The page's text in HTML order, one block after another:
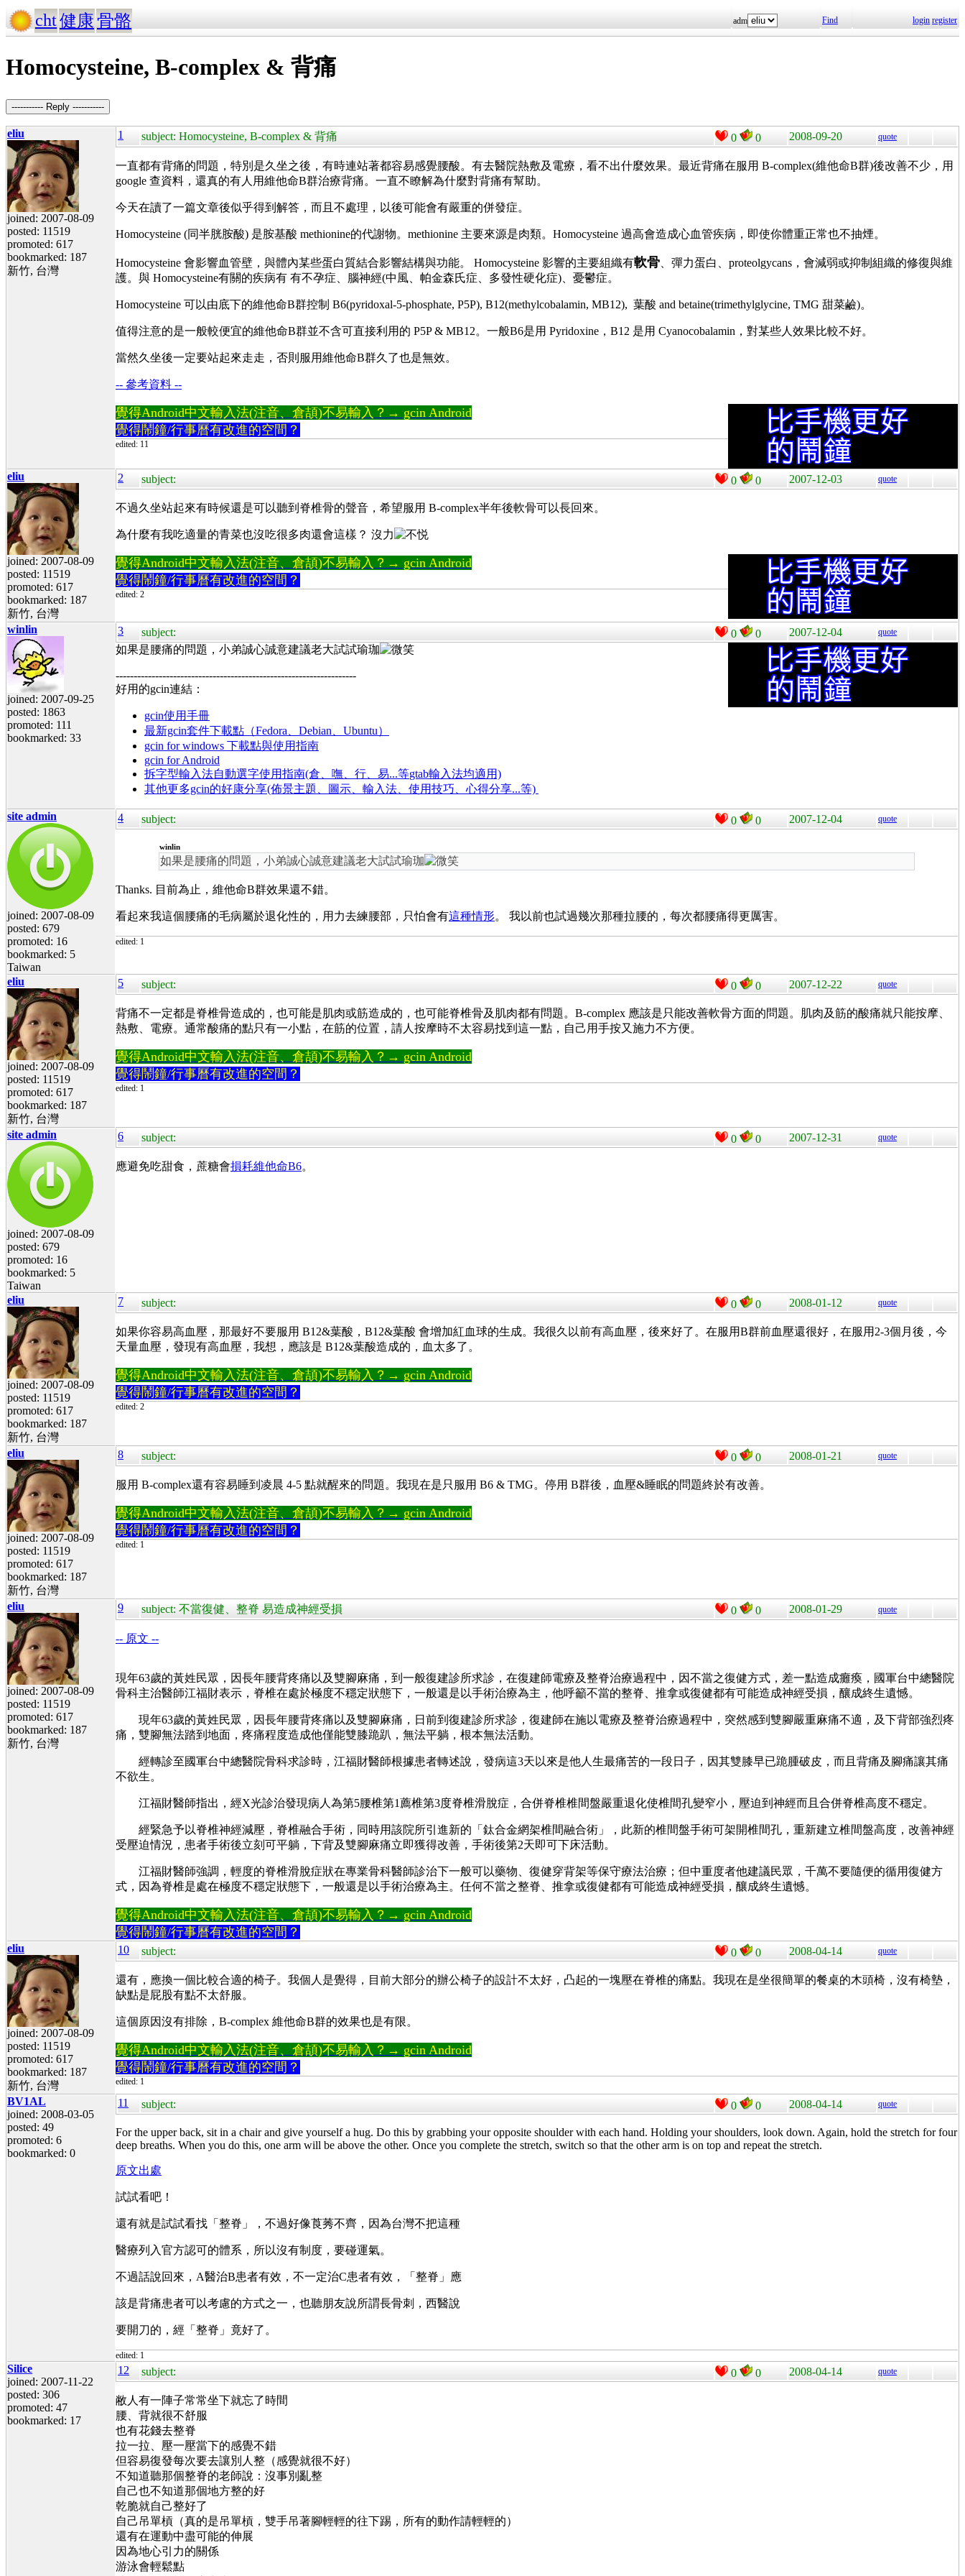
cht健康骨骼 adm Find login register
Homocysteine, B-complex & 背痛
----------- Reply -----------
eliu
joined: 2007-08-09
posted: 11519
promoted: 617
bookmarked: 187
新竹, 台灣
1 subject: Homocysteine, B-complex & 背痛 0 0 2008-09-20 quote
一直都有背痛的問題，特別是久坐之後，有時連站著都容易感覺腰酸。有去醫院熱敷及電療，看不出什麼效果。最近背痛在服用 B-complex(維他命B群)後改善不少，用
google 查資料，還真的有人用維他命B群治療背痛。一直不瞭解為什麼對背痛有幫助。
今天在讀了一篇文章後似乎得到解答，而且不處理，以後可能會有嚴重的併發症。
Homocysteine (同半胱胺酸) 是胺基酸 methionine的代謝物。methionine 主要來源是肉類。Homocysteine 過高會造成心血管疾病，即使你體重正常也不抽煙。
Homocysteine 會影響血管壁，與體內某些蛋白質結合影響結構與功能。 Homocysteine 影響的主要組織有軟骨 、彈力蛋白、proteolgycans，會減弱或抑制組織的修復與維
護。與 Homocysteine有關的疾病有 有不孕症、腦神經(中風、帕金森氏症、多發性硬化症)、憂鬱症。
Homocysteine 可以由底下的維他命B群控制 B6(pyridoxal-5-phosphate, P5P), B12(methylcobalamin, MB12), 葉酸 and betaine(trimethylglycine, TMG 甜菜鹼)。
值得注意的是一般較便宜的維他命B群並不含可直接利用的 P5P & MB12。一般B6是用 Pyridoxine，B12 是用 Cyanocobalamin，對某些人效果比較不好。
當然久坐後一定要站起來走走，否則服用維他命B群久了也是無效。
-- 參考資料 --
覺得Android中文輸入法(注音、倉頡)不易輸入？→ gcin Android
覺得鬧鐘/行事曆有改進的空間？
edited: 11
eliu
joined: 2007-08-09
posted: 11519
promoted: 617
bookmarked: 187
新竹, 台灣
2 subject: 0 0 2007-12-03 quote
不過久坐站起來有時候還是可以聽到脊椎骨的聲音，希望服用 B-complex半年後軟骨可以長回來。
為什麼有我吃適量的青菜也沒吃很多肉還會這樣？ 沒力
覺得Android中文輸入法(注音、倉頡)不易輸入？→ gcin Android
覺得鬧鐘/行事曆有改進的空間？
edited: 2
winlin
joined: 2007-09-25
posted: 1863
promoted: 111
bookmarked: 33
3 subject: 0 0 2007-12-04 quote
如果是腰痛的問題，小弟誠心誠意建議老大試試瑜珈
-------------------------------------------------------------------
好用的gcin連結：
gcin使用手冊
最新gcin套件下載點（Fedora、Debian、Ubuntu）
gcin for windows 下載點與使用指南
gcin for Android
拆字型輸入法自動選字使用指南(倉、嘸、行、易...等gtab輸入法均適用)
其他更多gcin的好康分享(佈景主題、圖示、輸入法、使用技巧、心得分享...等)
site admin
joined: 2007-08-09
posted: 679
promoted: 16
bookmarked: 5
Taiwan
4 subject: 0 0 2007-12-04 quote
winlin
如果是腰痛的問題，小弟誠心誠意建議老大試試瑜珈
Thanks. 目前為止，維他命B群效果還不錯。
看起來我這個腰痛的毛病屬於退化性的，用力去練腰部，只怕會有這種情形。 我以前也試過幾次那種拉腰的，每次都腰痛得更厲害。
edited: 1
eliu
joined: 2007-08-09
posted: 11519
promoted: 617
bookmarked: 187
新竹, 台灣
5 subject: 0 0 2007-12-22 quote
背痛不一定都是脊椎骨造成的，也可能是肌肉或筋造成的，也可能脊椎骨及肌肉都有問題。B-complex 應該是只能改善軟骨方面的問題。肌肉及筋的酸痛就只能按摩、
熱敷、電療。通常酸痛的點只有一小點，在筋的位置，請人按摩時不太容易找到這一點，自己用手按又施力不方便。
覺得Android中文輸入法(注音、倉頡)不易輸入？→ gcin Android
覺得鬧鐘/行事曆有改進的空間？
edited: 1
site admin
joined: 2007-08-09
posted: 679
promoted: 16
bookmarked: 5
Taiwan
6 subject: 0 0 2007-12-31 quote
應避免吃甜食，蔗糖會損耗維他命B6。
eliu
joined: 2007-08-09
posted: 11519
promoted: 617
bookmarked: 187
新竹, 台灣
7 subject: 0 0 2008-01-12 quote
如果你容易高血壓，那最好不要服用 B12&葉酸，B12&葉酸 會增加紅血球的生成。我很久以前有高血壓，後來好了。在服用B群前血壓還很好，在服用2-3個月後，今
天量血壓，發現有高血壓，我想，應該是 B12&葉酸造成的，血太多了。
覺得Android中文輸入法(注音、倉頡)不易輸入？→ gcin Android
覺得鬧鐘/行事曆有改進的空間？
edited: 2
eliu
joined: 2007-08-09
posted: 11519
promoted: 617
bookmarked: 187
新竹, 台灣
8 subject: 0 0 2008-01-21 quote
服用 B-complex還有容易睡到凌晨 4-5 點就醒來的問題。我現在是只服用 B6 & TMG。停用 B群後，血壓&睡眠的問題終於有改善。
覺得Android中文輸入法(注音、倉頡)不易輸入？→ gcin Android
覺得鬧鐘/行事曆有改進的空間？
edited: 1
eliu
joined: 2007-08-09
posted: 11519
promoted: 617
bookmarked: 187
新竹, 台灣
9 subject: 不當復健、整脊 易造成神經受損 0 0 2008-01-29 quote
-- 原文 --
現年63歲的黃姓民眾，因長年腰背疼痛以及雙腳麻痛，到一般復建診所求診，在復建師電療及整脊治療過程中，因不當之復健方式，差一點造成癱瘓，國軍台中總醫院
骨科主治醫師江福財表示，脊椎在處於極度不穩定狀態下，一般還是以手術治療為主，他呼籲不當的整脊、推拿或復健都有可能造成神經受損，釀成終生遺憾。
現年63歲的黃姓民眾，因長年腰背疼痛以及雙腳麻痛，日前到復建診所求診，復建師在施以電療及整脊治療過程中，突然感到雙腳嚴重麻痛不適，及下背部強烈疼
痛，雙腳無法踏到地面，疼痛程度造成他僅能雙膝跪趴，無法平躺，根本無法活動。
經轉診至國軍台中總醫院骨科求診時，江福財醫師根據患者轉述說，發病這3天以來是他人生最痛苦的一段日子，因其雙膝早已跪腫破皮，而且背痛及腳痛讓其痛
不欲生。
江福財醫師指出，經X光診治發現病人為第5腰椎第1薦椎第3度脊椎滑脫症，合併脊椎椎間盤嚴重退化使椎間孔變窄小，壓迫到神經而且合併脊椎高度不穩定。
經緊急予以脊椎神經減壓，脊椎融合手術，同時用該院所引進新的「鈦合金網架椎間融合術」，此新的椎間盤手術可架開椎間孔，重新建立椎間盤高度，改善神經
受壓迫情況，患者手術後立刻可平躺，下背及雙腳麻痛立即獲得改善，手術後第2天即可下床活動。
江福財醫師強調，輕度的脊椎滑脫症狀在專業骨科醫師診治下一般可以藥物、復健穿背架等保守療法治療；但中重度者他建議民眾，千萬不要隨便的循用復健方
式，因為脊椎是處在極度不穩定狀態下，一般還是以手術治療為主。任何不當之整脊、推拿或復健都有可能造成神經受損，釀成終生遺憾。
覺得Android中文輸入法(注音、倉頡)不易輸入？→ gcin Android
覺得鬧鐘/行事曆有改進的空間？
eliu
joined: 2007-08-09
posted: 11519
promoted: 617
bookmarked: 187
新竹, 台灣
10 subject: 0 0 2008-04-14 quote
還有，應換一個比較合適的椅子。我個人是覺得，目前大部分的辦公椅子的設計不太好，凸起的一塊壓在脊椎的痛點。我現在是坐很簡單的餐桌的木頭椅，沒有椅墊，
缺點是屁股有點不太舒服。
這個原因沒有排除，B-complex 維他命B群的效果也是有限。
覺得Android中文輸入法(注音、倉頡)不易輸入？→ gcin Android
覺得鬧鐘/行事曆有改進的空間？
edited: 1
BV1AL
joined: 2008-03-05
posted: 49
promoted: 6
bookmarked: 0
11 subject: 0 0 2008-04-14 quote
For the upper back, sit in a chair and give yourself a hug. Do this by grabbing your opposite shoulder with each hand. Holding your shoulders, look down. Again, hold the stretch for four
deep breaths. When you do this, one arm will be above the other. Once you complete the stretch, switch so that the other arm is on top and repeat the stretch.
原文出處
試試看吧！
還有就是試試看找「整脊」，不過好像莨莠不齊，因為台灣不把這種
醫療列入官方認可的體系，所以沒有制度，要碰運氣。
不過話說回來，A醫治B患者有效，不一定治C患者有效，「整脊」應
該是背痛患者可以考慮的方式之一，也聽朋友說所謂長骨刺，西醫說
要開刀的，經「整脊」竟好了。
edited: 1
Silice
joined: 2007-11-22
posted: 306
promoted: 47
bookmarked: 17
12 subject: 0 0 2008-04-14 quote
敝人有一陣子常常坐下就忘了時間
腰、背就很不舒服
也有花錢去整脊
拉一拉、壓一壓當下的感覺不錯
但容易復發每次要去讓別人整（感覺就很不好）
不知道聽那個整脊的老師說：沒事別亂整
自己也不知道那個地方整的好
乾脆就自己整好了
自己吊單槓（真的是吊單槓，雙手吊著腳輕輕的往下踢，所有的動作請輕輕的）
還有在運動中盡可能的伸展
因為地心引力的關係
游泳會輕鬆點